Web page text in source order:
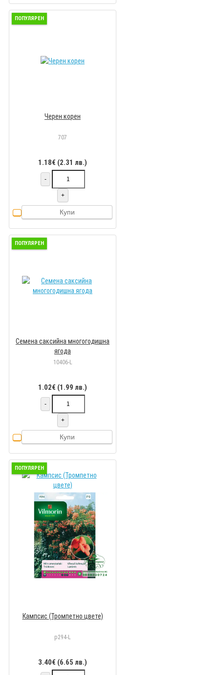
ПОПУЛЯРЕН
Черен корен
707
1.18€ (2.31 лв.)
-
+
Купи
ПОПУЛЯРЕН
Семена саксийна многогодишна
ягода
10406-L
1.02€ (1.99 лв.)
-
+
Купи
ПОПУЛЯРЕН
Кампсис (Тромпетно цвете)
p294-L
3.40€ (6.65 лв.)